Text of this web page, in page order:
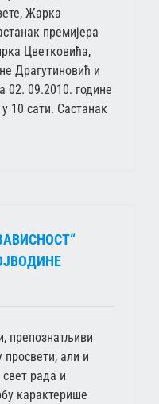
Жарка
премијера
Цветковића,
Драгутиновић и
02. 09.2010. године
10 сати. Састанак
препознатљиви
просвети, али и
рада и
карактерише